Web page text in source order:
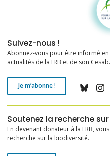
Suivez-nous !
Abonnez-vous pour être informé
actualités de la FRB et de son Cesab.
Je m’abonne !
Soutenez la recherche
En devenant donateur à la FRB,
recherche sur la biodiversité.